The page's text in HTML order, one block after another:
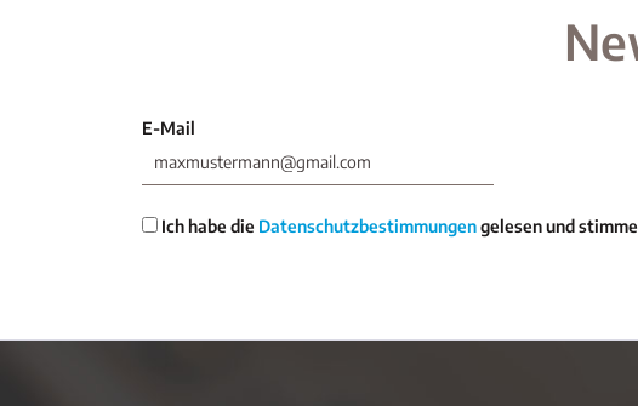
E-Mail
Ich habe die Datenschutzbestimmungengelesen und